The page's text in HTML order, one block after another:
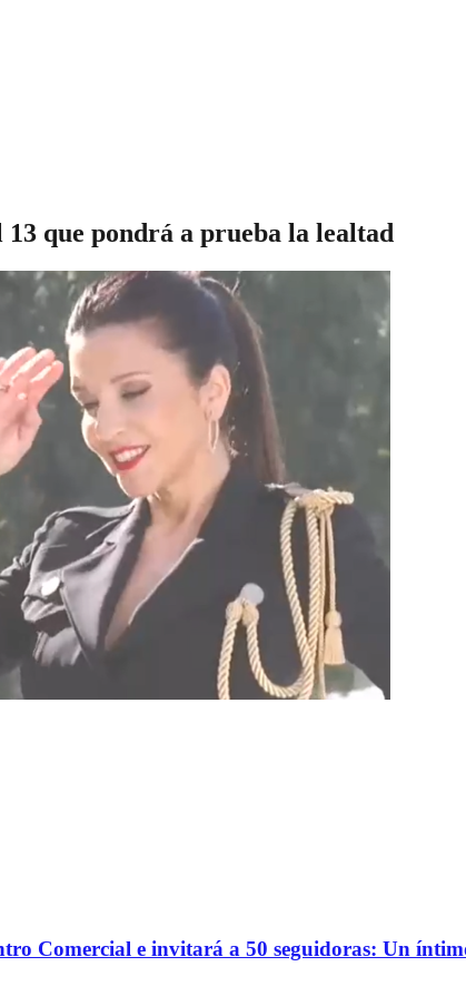
que pondrá a prueba la lealtad
Comercial e invitará a 50 seguidoras: Un